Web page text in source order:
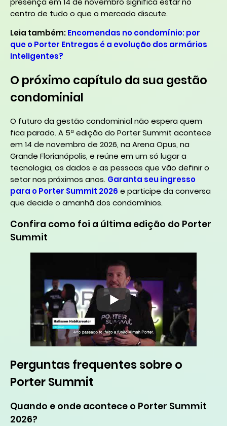
centro de tudo o que o mercado discute.
Leia também:Encomendas no condomínio: por
que o Porter Entregas é a evolução dos armários
inteligentes?
O próximo capítulo da sua gestão
condominial
O futuro da gestão condominial não espera quem
fica parado. A 5ª edição do Porter Summit acontece
em 14 de novembro de 2026, na Arena Opus, na
Grande Florianópolis, e reúne em um só lugar a
tecnologia, os dados e as pessoas que vão definir o
setor nos próximos anos. Garanta seu ingresso
para o Porter Summit 2026 e participe da conversa
que decide o amanhã dos condomínios.
Confira como foi a última edição do Porter
Summit
Perguntas frequentes sobre o
Porter Summit
Quando e onde acontece o Porter Summit
2026?